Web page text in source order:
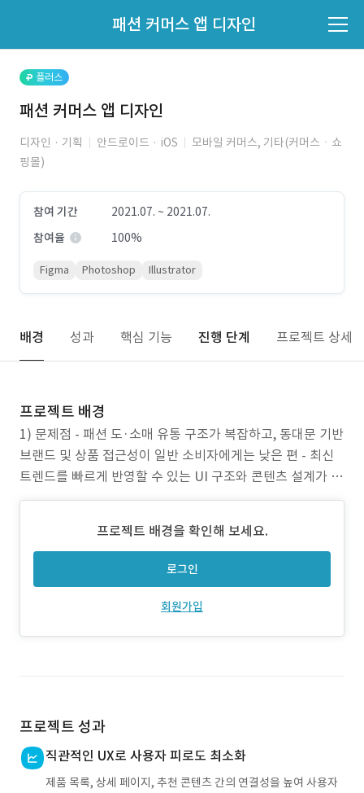
패션 커머스 앱 디자인
지원자 목록 바로가기
플러스
패션 커머스 앱 디자인
디자인 · 기획 안드로이드 · iOS
모바일 커머스, 기타(커머스ㆍ쇼
핑몰)
참여 기간
2021.07. ~ 2021.07.
참여율
100%
Figma Photoshop Illustrator
배경 성과 핵심 기능 진행 단계 프로젝트 상세
프로젝트 배경
1) 문제점 - 패션 도·소매 유통 구조가 복잡하고, 동대문 기반
브랜드 및 상품 접근성이 일반 소비자에게는 낮은 편 - 최신
트렌드를 빠르게 반영할 수 있는 UI 구조와 콘텐츠 설계가 미
흡했던 기존 시스템의 한계 2) 프로젝트 목표 - 동대문 기반
상마켓, 에이블리, 조조타운 등 기존 인기 플랫폼을 벤치마킹
프로젝트 배경을 확인해 보세요.
로그인
회원가입
프로젝트 성과
직관적인 UX로 사용자 피로도 최소화
제품 목록, 상세 페이지, 추천 콘텐츠 간의 연결성을 높여 사용자